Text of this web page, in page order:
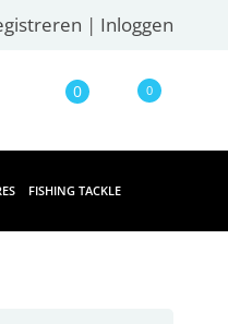
| Inloggen
0 0
FISHING TACKLE